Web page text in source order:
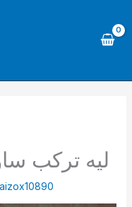
ليه تركب